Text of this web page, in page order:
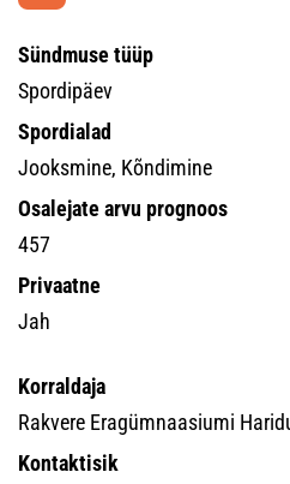
Sündmuse tüüp
Spordipäev
Spordialad
Jooksmine, Kõndimine
Osalejate arvu prognoos
457
Privaatne
Jah
Korraldaja
Rakvere Eragümnaasiumi
Kontaktisik